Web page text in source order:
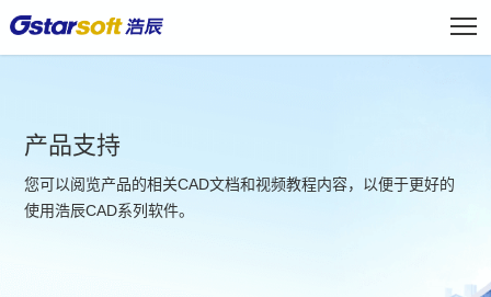
产品支持
您可以阅览产品的相关CAD文档和视频教程内容，以便于更好的
使用浩辰CAD系列软件。